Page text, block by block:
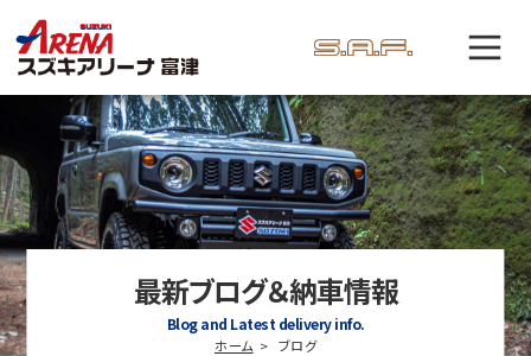
最新ブログ＆納車情報
Blog and Latest delivery info.
ホーム ブログ